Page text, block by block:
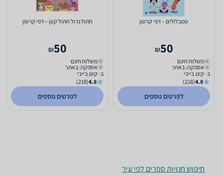
טמבלולים – דפי קרטון
50
₪
משלוח חינם
אספקה: באתר
ב- קינג בייבי
4.8
(218)
לפרטים נוספים
חתול גדול חתול קטן – דפי קרטון
50
₪
משלוח חינם
אספקה: באתר
ב- קינג בייבי
4.8
(218)
לפרטים נוספים
חיפוש חנויות ספרים לפי עיר